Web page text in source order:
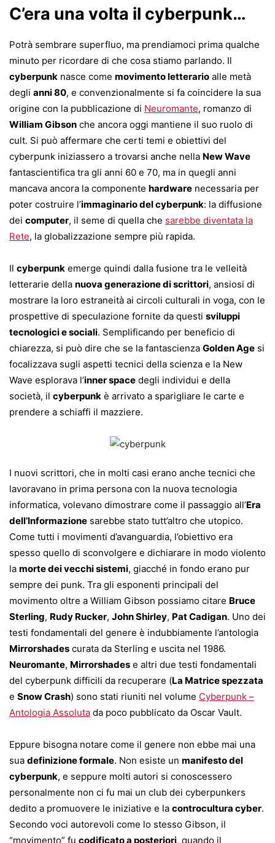
C’era una volta il cyberpunk…
Potrà sembrare superfluo, ma prendiamoci prima qualche
minuto per ricordare di che cosa stiamo parlando. Il
cyberpunk nasce come movimento letterario alle metà
degli anni 80, e convenzionalmente si fa coincidere la sua
origine con la pubblicazione di Neuromante, romanzo di
William Gibson che ancora oggi mantiene il suo ruolo di
cult. Si può affermare che certi temi e obiettivi del
cyberpunk iniziassero a trovarsi anche nella New Wave
fantascientifica tra gli anni 60 e 70, ma in quegli anni
mancava ancora la componente hardware necessaria per
poter costruire l’immaginario del cyberpunk: la diffusione
dei computer, il seme di quella che sarebbe diventata la
Rete, la globalizzazione sempre più rapida.
Il cyberpunk emerge quindi dalla fusione tra le velleità
letterarie della nuova generazione di scrittori, ansiosi di
mostrare la loro estraneità ai circoli culturali in voga, con le
prospettive di speculazione fornite da questi sviluppi
tecnologici e sociali. Semplificando per beneficio di
chiarezza, si può dire che se la fantascienza Golden Age si
focalizzava sugli aspetti tecnici della scienza e la New
Wave esplorava l’inner space degli individui e della
società, il cyberpunk è arrivato a sparigliare le carte e
prendere a schiaffi il mazziere.
I nuovi scrittori, che in molti casi erano anche tecnici che
lavoravano in prima persona con la nuova tecnologia
informatica, volevano dimostrare come il passaggio all’Era
dell’Informazione sarebbe stato tutt’altro che utopico.
Come tutti i movimenti d’avanguardia, l’obiettivo era
spesso quello di sconvolgere e dichiarare in modo violento
la morte dei vecchi sistemi, giacché in fondo erano pur
sempre dei punk. Tra gli esponenti principali del
movimento oltre a William Gibson possiamo citare Bruce
Sterling, Rudy Rucker, John Shirley, Pat Cadigan. Uno dei
testi fondamentali del genere è indubbiamente l’antologia
Mirrorshades curata da Sterling e uscita nel 1986.
Neuromante, Mirrorshades e altri due testi fondamentali
del cyberpunk difficili da recuperare (La Matrice spezzata
e Snow Crash) sono stati riuniti nel volume Cyberpunk –
Antologia Assoluta da poco pubblicato da Oscar Vault.
Eppure bisogna notare come il genere non ebbe mai una
sua definizione formale. Non esiste un manifesto del
cyberpunk, e seppure molti autori si conoscessero
personalmente non ci fu mai un club dei cyberpunkers
dedito a promuovere le iniziative e la controcultura cyber.
Secondo voci autorevoli come lo stesso Gibson, il
“movimento” fu codificato a posteriori, quando il